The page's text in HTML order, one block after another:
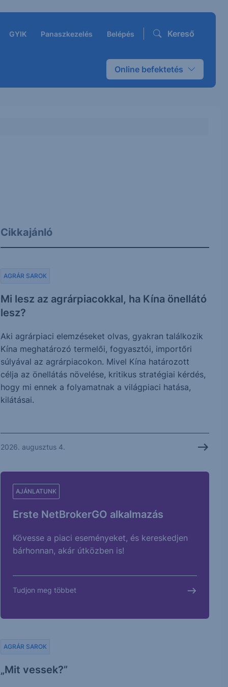
GYIK Panaszkezelés Belépés Kereső
Online befektetés
Cikkajánló
Mi lesz az agrárpiacokkal, ha Kína önellátó
lesz?
AGRÁR SAROK
Aki agrárpiaci elemzéseket olvas, gyakran találkozik
Kína meghatározó termelői, fogyasztói, importőri
súlyával az agrárpiacokon. Mivel Kína határozott
célja az önellátás növelése, kritikus stratégiai kérdés,
hogy mi ennek a folyamatnak a világpiaci hatása,
kilátásai.
2026. augusztus 4.
AJÁNLATUNK
Erste NetBrokerGO alkalmazás
Kövesse a piaci eseményeket, és kereskedjen
bárhonnan, akár útközben is!
Tudjon meg többet
„Mit vessek?”
AGRÁR SAROK